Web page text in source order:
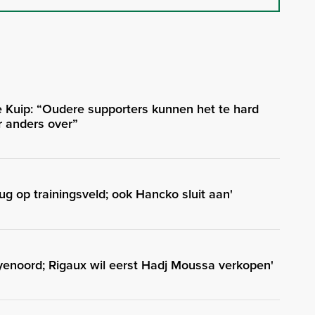
“Oudere supporters kunnen het te hard
over”
op trainingsveld; ook Hancko sluit aan'
Rigaux wil eerst Hadj Moussa verkopen'